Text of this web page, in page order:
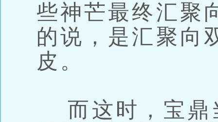
些神芒最终汇聚
的说，是汇聚向
皮。
而这时，宝鼎